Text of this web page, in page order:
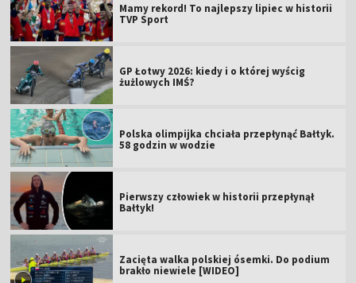
Mamy rekord! To najlepszy lipiec w historii
TVP Sport
GP Łotwy 2026: kiedy i o której wyścig
żużlowych IMŚ?
Polska olimpijka chciała przepłynąć Bałtyk.
58 godzin w wodzie
Pierwszy człowiek w historii przepłynął
Bałtyk!
Zacięta walka polskiej ósemki. Do podium
brakło niewiele [WIDEO]